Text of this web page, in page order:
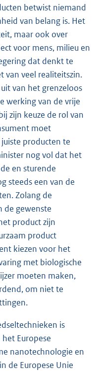
betwist niemand
van belang is. Het
maar ook over
voor mens, milieu en
dat denkt te
van veel realiteitszin.
van het grenzeloos
werking van de vrije
zijn keuze de rol van
moet
producten te
nog vol dat het
en sturende
steeds een van de
Zolang de
de gewenste
product zijn
product
kiezen voor het
met biologische
moeten maken,
om niet te
is
Europese
nanotechnologie en
de Europese Unie